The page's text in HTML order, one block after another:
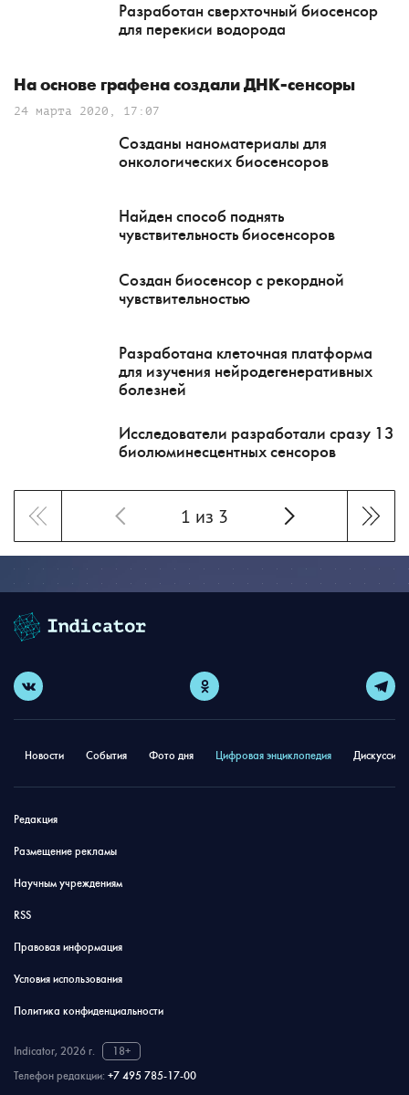
Разработан сверхточный биосенсор
для перекиси водорода
На основе графена создали ДНК-сенсоры
24 марта 2020, 17:07
Созданы наноматериалы для
онкологических биосенсоров
Найден способ поднять
чувствительность биосенсоров
Создан биосенсор с рекордной
чувствительностью
Разработана клеточная платформа
для изучения нейродегенеративных
болезней
Исследователи разработали сразу 13
биолюминесцентных сенсоров
1 из 3
Новости События Фото дня Цифровая энциклопедия
Редакция
Размещение рекламы
Научным учреждениям
RSS
Правовая информация
Условия использования
Политика конфиденциальности
Indicator, 2026 г.
18+
Телефон редакции: +7 495 785-17-00